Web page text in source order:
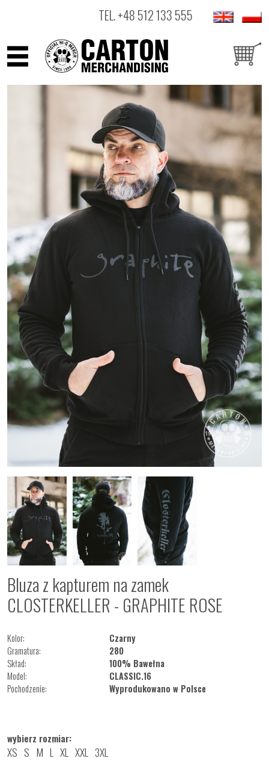
TEL.+48 512 133 555
ARTYŚCI
PRODUKTY
Bluza z kapturem na zamek
CLOSTERKELLER - GRAPHITE ROSE
Kolor:
Czarny
Gramatura:
280
Skład:
100% Bawełna
Model:
CLASSIC.16
Pochodzenie:
Wyprodukowano w Polsce
wybierz rozmiar:
XS S M L XL XXL 3XL